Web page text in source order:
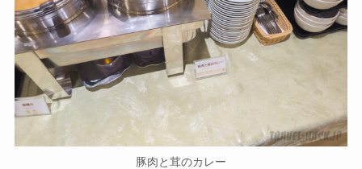
豚肉と茸のカレー